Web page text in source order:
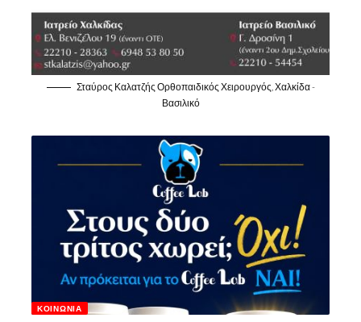
Σταύρος Καλατζής Ορθοπαιδικός Χειρουργός, Χαλκίδα -
Βασιλικό
ΚΟΙΝΩΝΊΑ